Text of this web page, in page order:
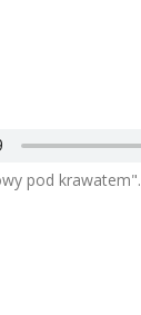
pod krawatem".